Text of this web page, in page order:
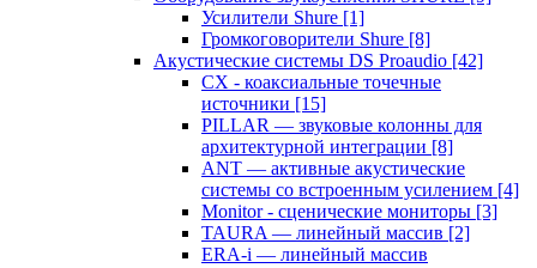
Усилители Shure [1]
Громкоговорители Shure [8]
Акустические системы DS Proaudio [42]
CX - коаксиальные точечные
источники [15]
PILLAR — звуковые колонны для
архитектурной интеграции [8]
ANT — активные акустические
системы со встроенным усилением [4]
Monitor - сценические мониторы [3]
TAURA — линейный массив [2]
ERA-i — линейный массив